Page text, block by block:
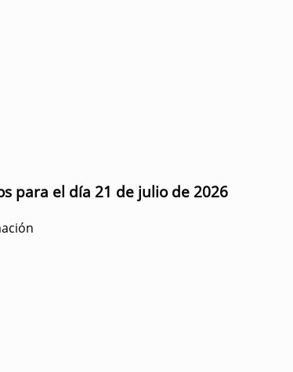
para el día 21 de julio de 2026